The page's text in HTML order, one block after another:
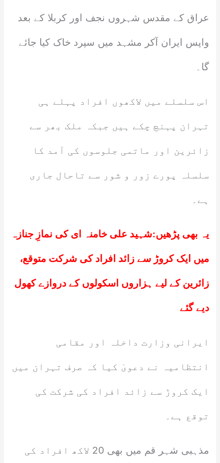
عراق کے مقدس شہروں نجف اور کربلا کے بعد
واپس ایران آکر مشہد میں سپرد خاک کیا جائے
گا۔
اس سلسلے میں لاکھوں افراد پہلے ہی
تہران پہنچ چکے ہیں جبکہ ملک بھر سے
زائرین اور ماتمی جلوسوں کی آمد کا
سلسلہ پورے زور و شور سے تاحال جاری
ہے۔
یہ بھی پڑھیں:شہید علی خامنہ ای کی نمازِ جنازہ
میں ایک کروڑ سے زائد افراد کی شرکت متوقع،
زائرین کے لیے ہزاروں اسکولوں کے دروازے کھول
دیے گئے
ایرانی وزارت داخلہ اور مقامی
انتظامیہ نے دعویٰ کیا کہ صرف تہران میں
ایک کروڑ سے زائد افراد کی شرکت کی
توقع ہے۔
مذہبی شہر قم میں بھی 20 لاکھ افراد کی